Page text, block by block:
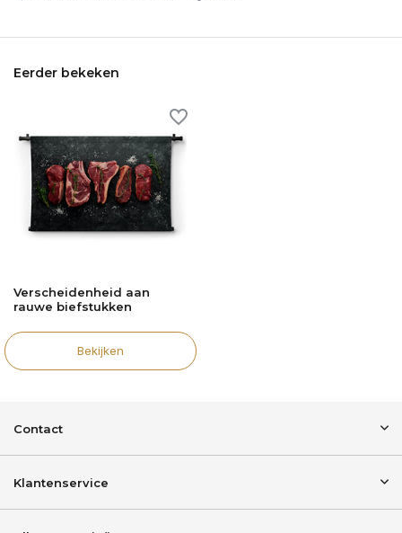
Eerder bekeken
Verscheidenheid aan
rauwe biefstukken
Bekijken
Contact
Klantenservice